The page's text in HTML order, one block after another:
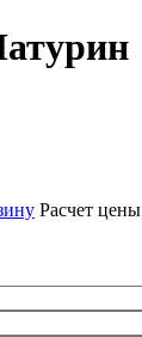
Расчет цены